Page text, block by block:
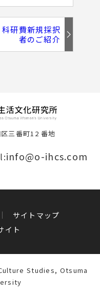
研費新規採択
者のご紹介
三番町12 番地
info@o-ihcs.com
サイトマップ
イト
Studies, Otsuma